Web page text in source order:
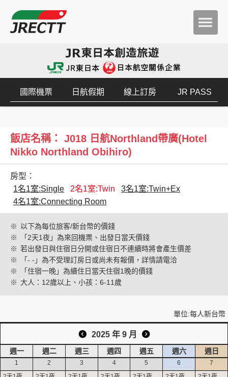
創造旅遊
國際機票 日航假期 線上訂房 JR PASS
飯店名稱： J018 日航Northland帶廣(Hotel
Nikko Northland Obihiro)
房型：
1名1室:Single
2名1室:Twin
3名1室:Twin+Ex
4名1室:Connecting Room
※ 以下為每位旅客/新台幣的價錢
※
「2天1夜」為來回機票、出發日當天價錢
※ 若出發日與住宿日分開或住宿日不連續時將會產生價差
※
「- -」為不受理訂房日或尚未有報價，詳情請電洽
※
「住宿一晚」為續住日當天住宿1晚的價錢
※ 大人：12歲以上、小孩：6-11歲
單位:每人新台幣
2025 年 9 月
週一 週二 週三 週四 週五 週六 週日
1 2 3 4 5 6 7